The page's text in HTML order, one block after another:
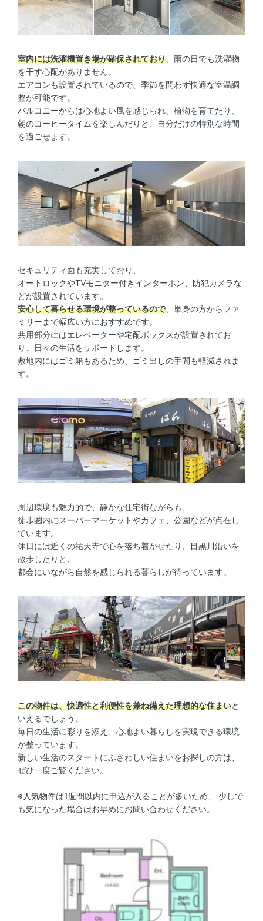
室内には洗濯機置き場が確保されており 、雨の日でも洗濯物
を干す心配がありません。
エアコンも設置されているので、季節を問わず快適な室温調
整が可能です。
バルコニーからは心地よい風を感じられ、植物を育てたり、
朝のコーヒータイムを楽しんだりと、自分だけの特別な時間
を過ごせます。
セキュリティ面も充実しており、
オートロックやTVモニター付きインターホン、防犯カメラな
どが設置されています。
安心して暮らせる環境が整っているので、単身の方からファ
ミリーまで幅広い方におすすめです。
共用部分にはエレベーターや宅配ボックスが設置されてお
り、日々の生活をサポートします。
敷地内にはゴミ箱もあるため、ゴミ出しの手間も軽減されま
す。
周辺環境も魅力的で、静かな住宅街ながらも、
徒歩圏内にスーパーマーケットやカフェ、公園などが点在し
ています。
休日には近くの祐天寺で心を落ち着かせたり、目黒川沿いを
散歩したりと、
都会にいながら自然を感じられる暮らしが待っています。
この物件は、快適性と利便性を兼ね備えた理想的な住まいと
いえるでしょう。
毎日の生活に彩りを添え、心地よい暮らしを実現できる環境
が整っています。
新しい生活のスタートにふさわしい住まいをお探しの方は、
ぜひ一度ご覧ください。
※人気物件は1週間以内に申込が入ることが多いため、 少しで
も気になった場合はお早めにお問い合わせください。